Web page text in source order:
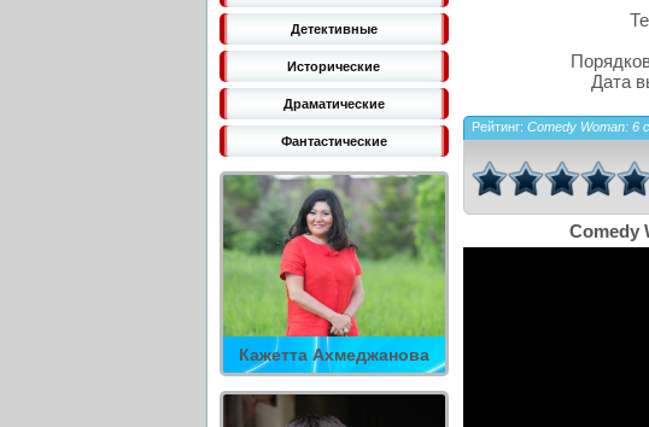
Детективные
Исторические
Драматические
Фантастические
Кажетта Ахмеджанова
Дата
Рейтинг: Comedy Woman: 6
Comedy